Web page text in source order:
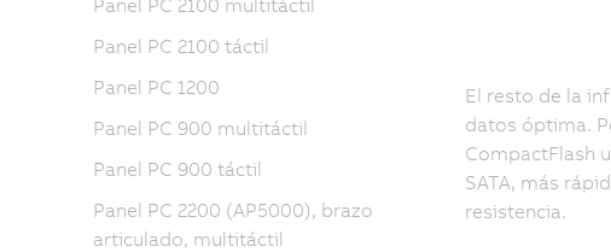
El resto de la
datos óptima.
CompactFlash
SATA, más
resistencia.
Panel PC 2100 multitáctil
Panel PC 2100 táctil
Panel PC 1200
Panel PC 900 multitáctil
Panel PC 900 táctil
Panel PC 2200 (AP5000), brazo
articulado, multitáctil